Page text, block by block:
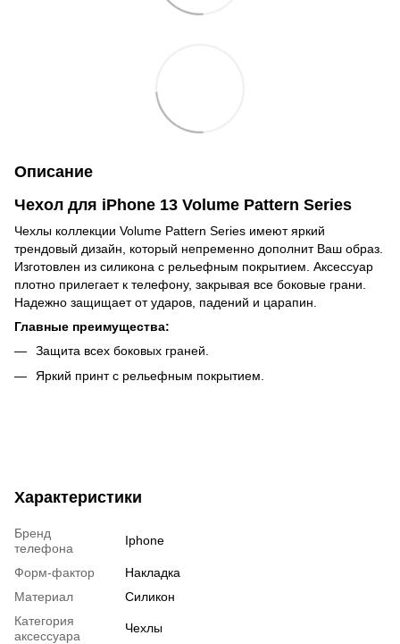
Описание
Чехол для iPhone 13 Volume Pattern Series
Чехлы коллекции Volume Pattern Series имеют яркий
трендовый дизайн, который непременно дополнит Ваш образ.
Изготовлен из силикона с рельефным покрытием. Аксессуар
плотно прилегает к телефону, закрывая все боковые грани.
Надежно защищает от ударов, падений и царапин.
Главные преимущества:
Защита всех боковых граней.
Яркий принт с рельефным покрытием.
Характеристики
Бренд
телефона
Iphone
Форм-фактор
Накладка
Материал
Силикон
Категория
аксессуара
Чехлы